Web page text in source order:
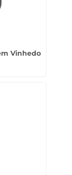
Vinhedo